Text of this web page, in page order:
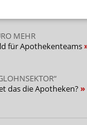
MEHR
für Apothekenteams
das die Apotheken?